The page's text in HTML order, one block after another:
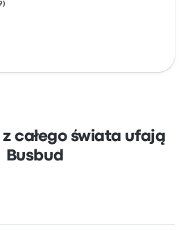
do 5
)
całego świata ufają
Busbud